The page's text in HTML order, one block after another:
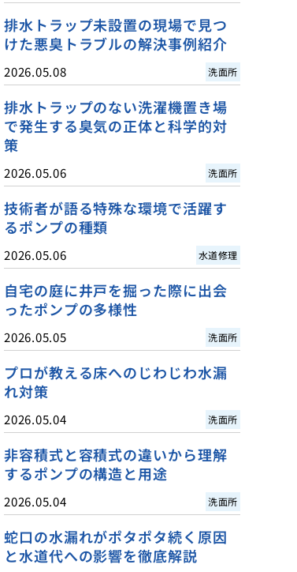
排水トラップ未設置の現場で見つ
けた悪臭トラブルの解決事例紹介
2026.05.08 洗面所
排水トラップのない洗濯機置き場
で発生する臭気の正体と科学的対
策
2026.05.06 洗面所
技術者が語る特殊な環境で活躍す
るポンプの種類
2026.05.06 水道修理
自宅の庭に井戸を掘った際に出会
ったポンプの多様性
2026.05.05 洗面所
プロが教える床へのじわじわ水漏
れ対策
2026.05.04 洗面所
非容積式と容積式の違いから理解
するポンプの構造と用途
2026.05.04 洗面所
蛇口の水漏れがポタポタ続く原因
と水道代への影響を徹底解説